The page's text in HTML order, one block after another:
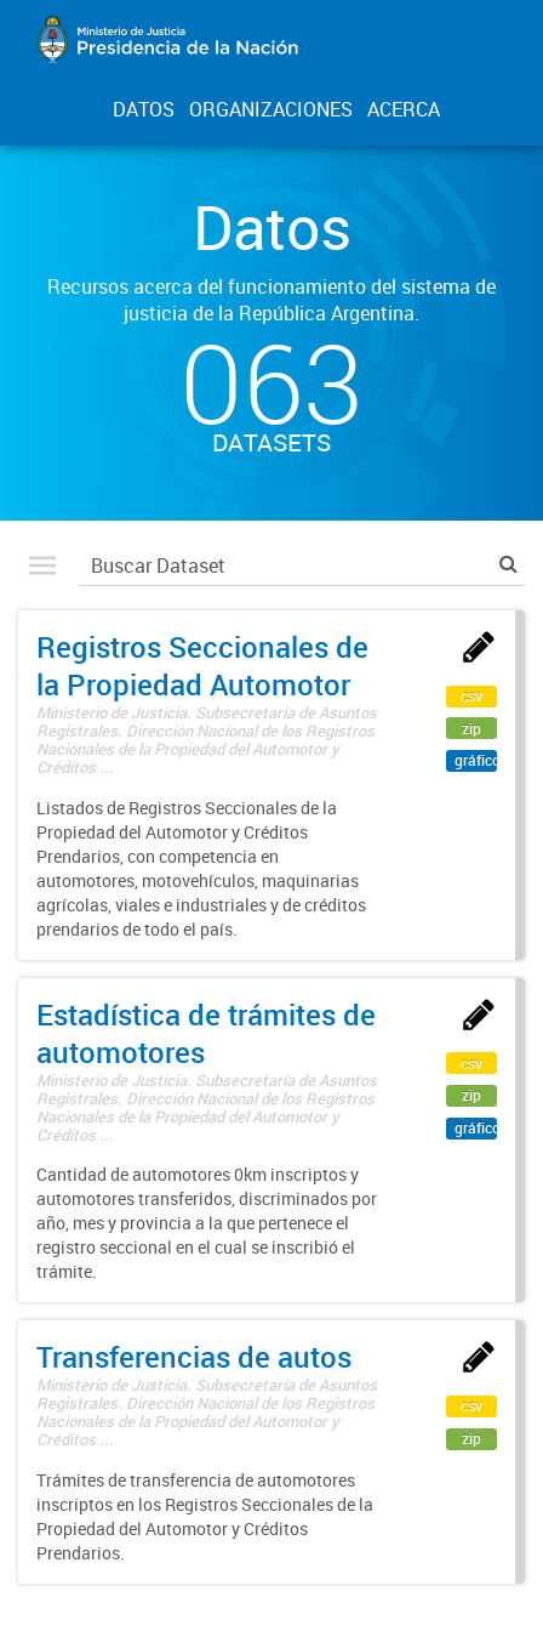
DATOS ORGANIZACIONES ACERCA
Datos
Recursos acerca del funcionamiento del sistema de
justicia de la República Argentina.
063
DATASETS
Registros Seccionales de
la Propiedad Automotor
Ministerio de Justicia. Subsecretaría de Asuntos
Registrales. Dirección Nacional de los Registros
Nacionales de la Propiedad del Automotor y
Créditos ...
Listados de Registros Seccionales de la
Propiedad del Automotor y Créditos
Prendarios, con competencia en
automotores, motovehículos, maquinarias
agrícolas, viales e industriales y de créditos
prendarios de todo el país.
csv
zip
gráfico
Estadística de trámites de
automotores
Ministerio de Justicia. Subsecretaría de Asuntos
Registrales. Dirección Nacional de los Registros
Nacionales de la Propiedad del Automotor y
Créditos ...
Cantidad de automotores 0km inscriptos y
automotores transferidos, discriminados por
año, mes y provincia a la que pertenece el
registro seccional en el cual se inscribió el
trámite.
csv
zip
gráfico
Transferencias de autos
Ministerio de Justicia. Subsecretaría de Asuntos
Registrales. Dirección Nacional de los Registros
Nacionales de la Propiedad del Automotor y
Créditos ...
Trámites de transferencia de automotores
inscriptos en los Registros Seccionales de la
Propiedad del Automotor y Créditos
Prendarios.
csv
zip